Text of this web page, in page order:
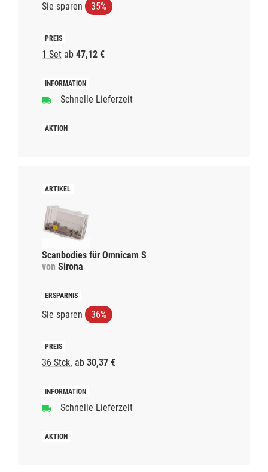
Sie sparen 35%
1 Set ab 47,12 €
Schnelle Lieferzeit
Scanbodies für Omnicam S
von Sirona
Sie sparen 36%
36 Stck. ab 30,37 €
Schnelle Lieferzeit